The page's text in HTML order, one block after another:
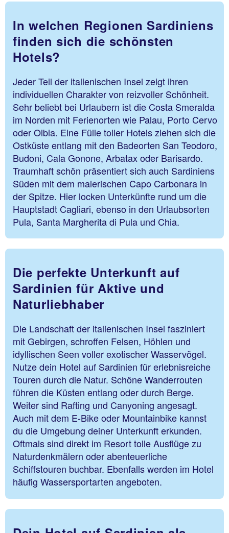
In welchen Regionen Sardiniens
finden sich die schönsten
Hotels?
Jeder Teil der italienischen Insel zeigt ihren
individuellen Charakter von reizvoller Schönheit.
Sehr beliebt bei Urlaubern ist die Costa Smeralda
im Norden mit Ferienorten wie Palau, Porto Cervo
oder Olbia. Eine Fülle toller Hotels ziehen sich die
Ostküste entlang mit den Badeorten San Teodoro,
Budoni, Cala Gonone, Arbatax oder Barisardo.
Traumhaft schön präsentiert sich auch Sardiniens
Süden mit dem malerischen Capo Carbonara in
der Spitze. Hier locken Unterkünfte rund um die
Hauptstadt Cagliari, ebenso in den Urlaubsorten
Pula, Santa Margherita di Pula und Chia.
Die perfekte Unterkunft auf
Sardinien für Aktive und
Naturliebhaber
Die Landschaft der italienischen Insel fasziniert
mit Gebirgen, schroffen Felsen, Höhlen und
idyllischen Seen voller exotischer Wasservögel.
Nutze dein Hotel auf Sardinien für erlebnisreiche
Touren durch die Natur. Schöne Wanderrouten
führen die Küsten entlang oder durch Berge.
Weiter sind Rafting und Canyoning angesagt.
Auch mit dem E-Bike oder Mountainbike kannst
du die Umgebung deiner Unterkunft erkunden.
Oftmals sind direkt im Resort tolle Ausflüge zu
Naturdenkmälern oder abenteuerliche
Schiffstouren buchbar. Ebenfalls werden im Hotel
häufig Wassersportarten angeboten.